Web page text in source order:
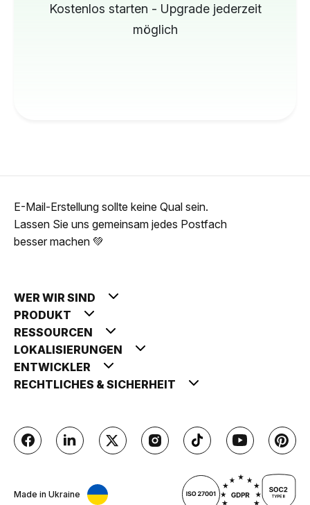
Kostenlos starten - Upgrade jederzeit
möglich
E-Mail-Erstellung sollte keine Qual sein.
Lassen Sie uns gemeinsam jedes Postfach
besser machen 💚
WER WIR SIND
PRODUKT
RESSOURCEN
LOKALISIERUNGEN
ENTWICKLER
RECHTLICHES & SICHERHEIT
Made in Ukraine